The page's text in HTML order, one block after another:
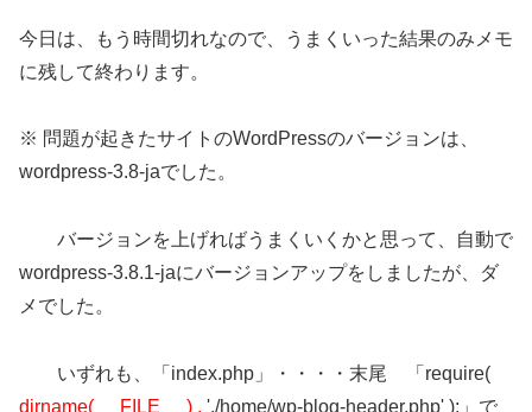
今日は、もう時間切れなので、うまくいった結果のみメモ
に残して終わります。
※ 問題が起きたサイトのWordPressのバージョンは、
wordpress-3.8-jaでした。
バージョンを上げればうまくいくかと思って、自動で
wordpress-3.8.1-jaにバージョンアップをしましたが、ダ
メでした。
いずれも、「index.php」・・・・末尾 「require(
dirname( __FILE__ ) . './home/wp-blog-header.php' );」で